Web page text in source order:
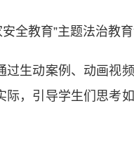
教育”主题法治教育
生动案例、动画视
际，引导学生们思考